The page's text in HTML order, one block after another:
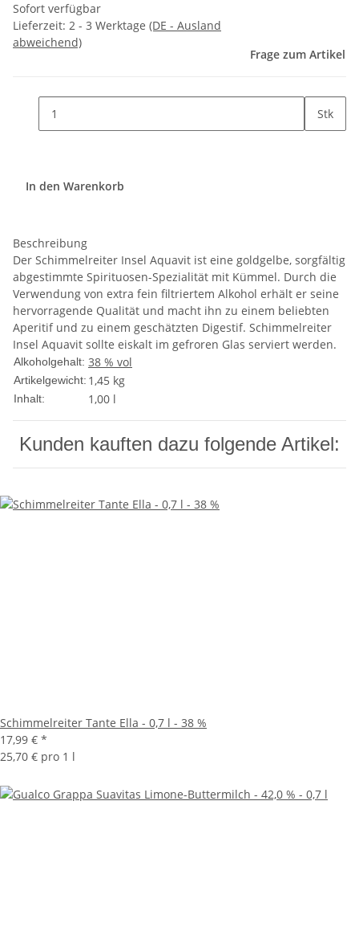
Sofort verfügbar
Lieferzeit: 2 - 3 Werktage (DE - Ausland
abweichend)
Frage zum Artikel
Stk
In den Warenkorb
Beschreibung
Der Schimmelreiter Insel Aquavit ist eine goldgelbe, sorgfältig
abgestimmte Spirituosen-Spezialität mit Kümmel. Durch die
Verwendung von extra fein filtriertem Alkohol erhält er seine
hervorragende Qualität und macht ihn zu einem beliebten
Aperitif und zu einem geschätzten Digestif. Schimmelreiter
Insel Aquavit sollte eiskalt im gefroren Glas serviert werden.
Alkoholgehalt: 38 % vol
Artikelgewicht: 1,45 kg
Inhalt: 1,00 l
Kunden kauften dazu folgende Artikel:
Schimmelreiter Tante Ella - 0,7 l - 38 %
17,99 € *
25,70 € pro 1 l